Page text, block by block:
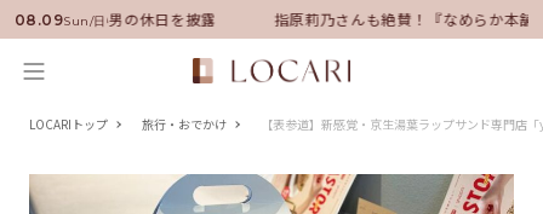
08.09Sun/日
就任！いい男の休日を披露 指原莉乃さんも絶賛！『なめらか本舗
LOCARIトップ 旅行・おでかけ 【表参道】新感覚・京生湯葉ラップサンド専門店